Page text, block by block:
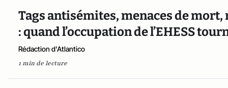
Tags antisémites, menaces de
: quand l’occupation de l’EHESS
Rédaction d'Atlantico
1 min de lecture